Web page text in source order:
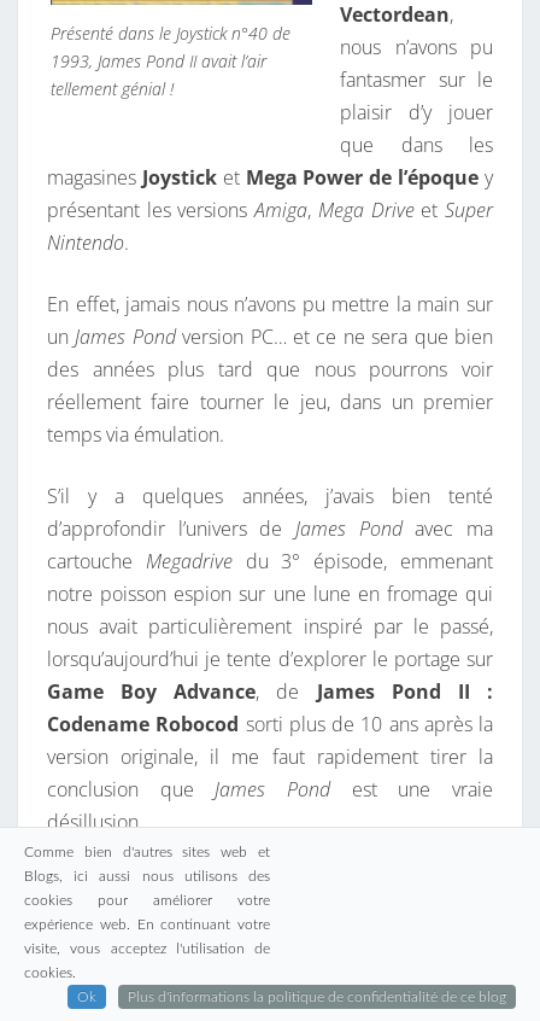
Présenté dans le Joystick n°40 de
1993, James Pond II avait l’air
tellement génial !
Vectordean,
nous n’avons pu
fantasmer sur le
plaisir d’y jouer
que dans les
magasines Joysticket Mega Power de l’époque y
présentant les versionsAmiga, Mega DriveetSuper
Nintendo.
En effet, jamais nous n’avons pu mettre la main sur
un James Pondversion PC… et ce ne sera que bien
des années plus tard que nous pourrons voir
réellement faire tourner le jeu, dans un premier
temps via émulation.
S’il y a quelques années, j’avais bien tenté
d’approfondir l’univers de James Pondavec ma
cartouche Megadrivedu 3° épisode, emmenant
notre poisson espion sur une lune en fromage qui
nous avait particulièrement inspiré par le passé,
lorsqu’aujourd’hui je tente d’explorer le portage sur
Game Boy Advance, de James Pond II :
Codename Robocod sorti plus de 10 ans après la
version originale, il me faut rapidement tirer la
conclusion que James Pondest une vraie
désillusion.
Si la versionAmigaproposait une petite animation
avec des pingouins. Les différentes adaptations ont
proposéun impressionnant dessin animé à
l’américainesur l’Amiga CD 32qui se loupe dans la
narration autant qu’une catastrophique animation
Comme bien d'autres sites web et
Blogs, ici aussi nous utilisons des
cookies pour améliorer votre
expérience web. En continuant votre
visite, vous acceptez l'utilisation de
cookies.
Ok
Plus d'informations la politique de confidentialité de ce blog